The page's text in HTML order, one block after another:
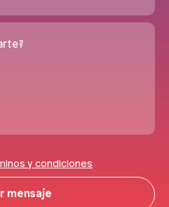
y condiciones
mensaje